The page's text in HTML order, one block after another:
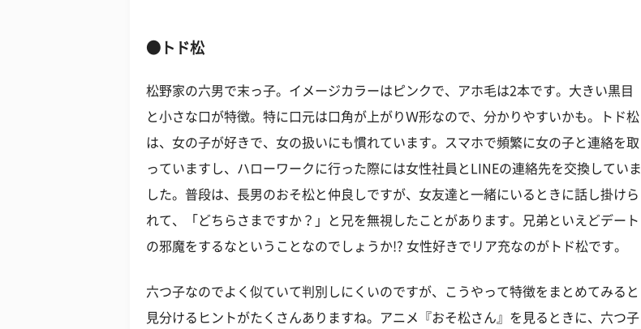
●トド松
松野家の六男で末っ子。イメージカラーはピンクで、アホ毛は2本です。大きい黒目
と小さな口が特徴。特に口元は口角が上がりＷ形なので、分かりやすいかも。トド松
は、女の子が好きで、女の扱いにも慣れています。スマホで頻繁に女の子と連絡を取
っていますし、ハローワークに行った際には女性社員とLINEの連絡先を交換していま
した。普段は、長男のおそ松と仲良しですが、女友達と一緒にいるときに話し掛けら
れて、「どちらさまですか？」と兄を無視したことがあります。兄弟といえどデート
の邪魔をするなということなのでしょうか!? 女性好きでリア充なのがトド松です。
六つ子なのでよく似ていて判別しにくいのですが、こうやって特徴をまとめてみると
見分けるヒントがたくさんありますね。アニメ『おそ松さん』を見るときに、六つ子